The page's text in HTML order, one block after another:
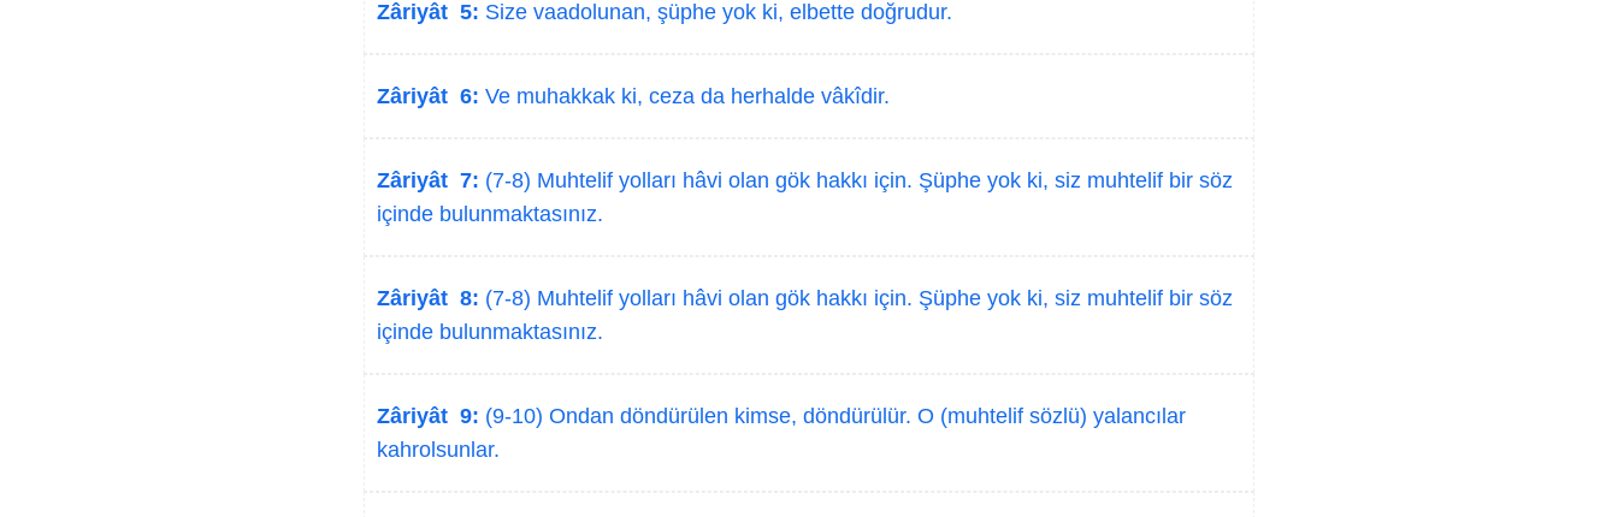
Zâriyât 5: Size vaadolunan, şüphe yok ki, elbette doğrudur.
Zâriyât 6: Ve muhakkak ki, ceza da herhalde vâkîdir.
Zâriyât 7: (7-8) Muhtelif yolları hâvi olan gök hakkı için. Şüphe yok ki, siz muhtelif bir söz
içinde bulunmaktasınız.
Zâriyât 8: (7-8) Muhtelif yolları hâvi olan gök hakkı için. Şüphe yok ki, siz muhtelif bir söz
içinde bulunmaktasınız.
Zâriyât 9: (9-10) Ondan döndürülen kimse, döndürülür. O (muhtelif sözlü) yalancılar
kahrolsunlar.